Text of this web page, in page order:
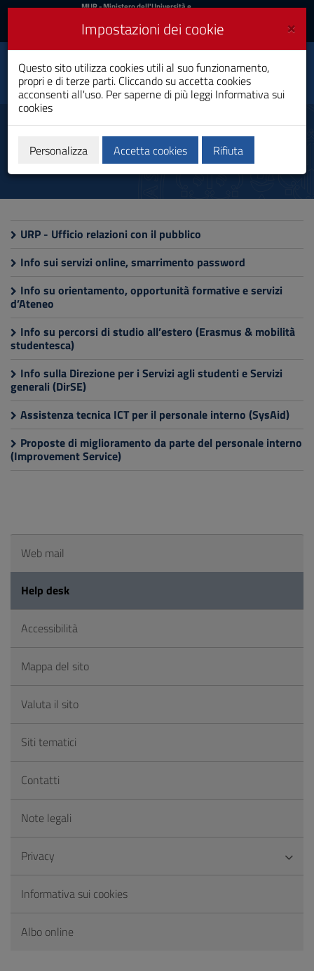
Vai
al
navigazione
sito
al
Footer
MIUR
Accedi
MUR- Ministero dell'Università e
Accedi UniCA News
Toggle
navigation
Università degli
Studi di Cagliari
Help desk
URP - Ufficio relazioni con il pubblico
Info sui servizi online, smarrimento password
Info su orientamento, opportunità formative e servizi
d’Ateneo
Info su percorsi di studio all’estero (Erasmus & mobilità
studentesca)
Info sulla Direzione per i Servizi agli studenti e Servizi
generali (DirSE)
Assistenza tecnica ICT per il personale interno (SysAid)
Proposte di miglioramento da parte del personale interno
(Improvement Service)
Web mail
Help desk
Accessibilità
Mappa del sito
Valuta il sito
Siti tematici
Contatti
Note legali
Privacy
Informativa sui cookies
Albo online
×
Impostazioni dei cookie
Questo sito utilizza cookies utili al suo funzionamento,
propri e di terze parti. Cliccando su accetta cookies
acconsenti all'uso. Per saperne di più leggi Informativa sui
cookies
Personalizza Accetta cookies Rifiuta